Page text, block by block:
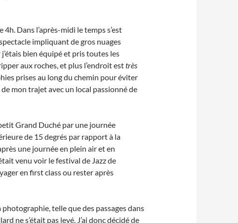
Dans l’après-midi le temps s’est
impliquant de gros nuages
bien équipé et pris toutes les
aux roches, et plus l’endroit esttrès
prises au long du chemin pour éviter
mon trajet avec un local passionné de
Grand Duché par une journée
de 15 degrés par rapport à la
une journée en plein air et en
venu voir le festival de Jazz de
en first class ou rester après
telle que des passages dans
ne s’était pas levé. J’ai donc décidé de